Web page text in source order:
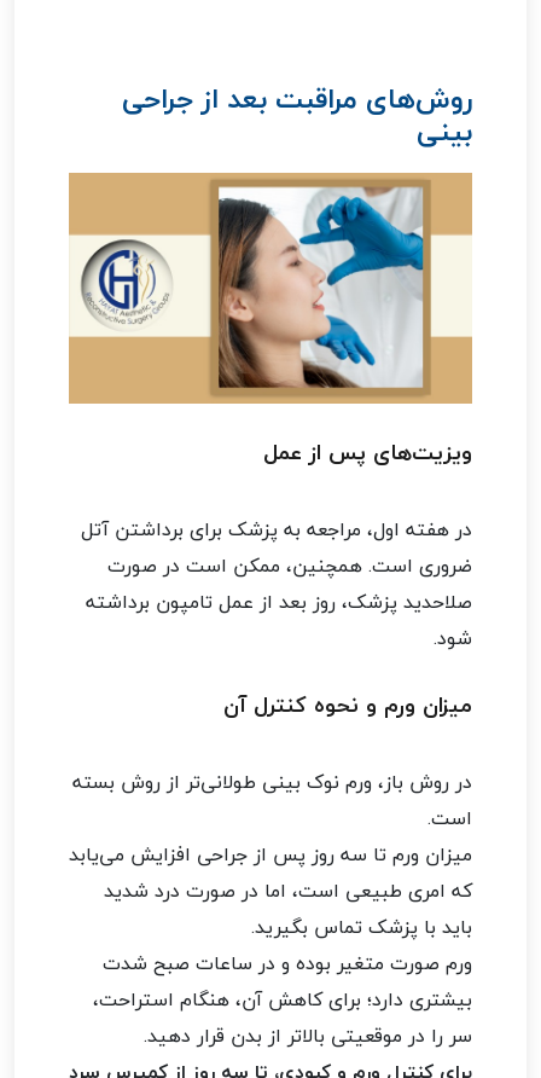
روش‌های مراقبت بعد از جراحی
بینی
ویزیت‌های پس از عمل
در هفته اول، مراجعه به پزشک برای برداشتن آتل
ضروری است. همچنین، ممکن است در صورت
صلاحدید پزشک، روز بعد از عمل تامپون برداشته
شود.
میزان ورم و نحوه کنترل آن
در روش باز، ورم نوک بینی طولانی‌تر از روش بسته
است.
میزان ورم تا سه روز پس از جراحی افزایش می‌یابد
که امری طبیعی است، اما در صورت درد شدید
باید با پزشک تماس بگیرید.
ورم صورت متغیر بوده و در ساعات صبح شدت
بیشتری دارد؛ برای کاهش آن، هنگام استراحت،
سر را در موقعیتی بالاتر از بدن قرار دهید.